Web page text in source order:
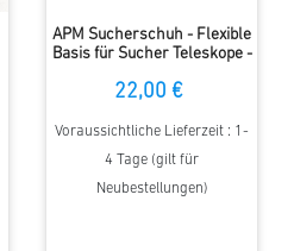
APM Sucherschuh - Flexible
Basis für Sucher Teleskope -
22,00 €
Voraussichtliche Lieferzeit : 1-
4 Tage (gilt für
Neubestellungen)